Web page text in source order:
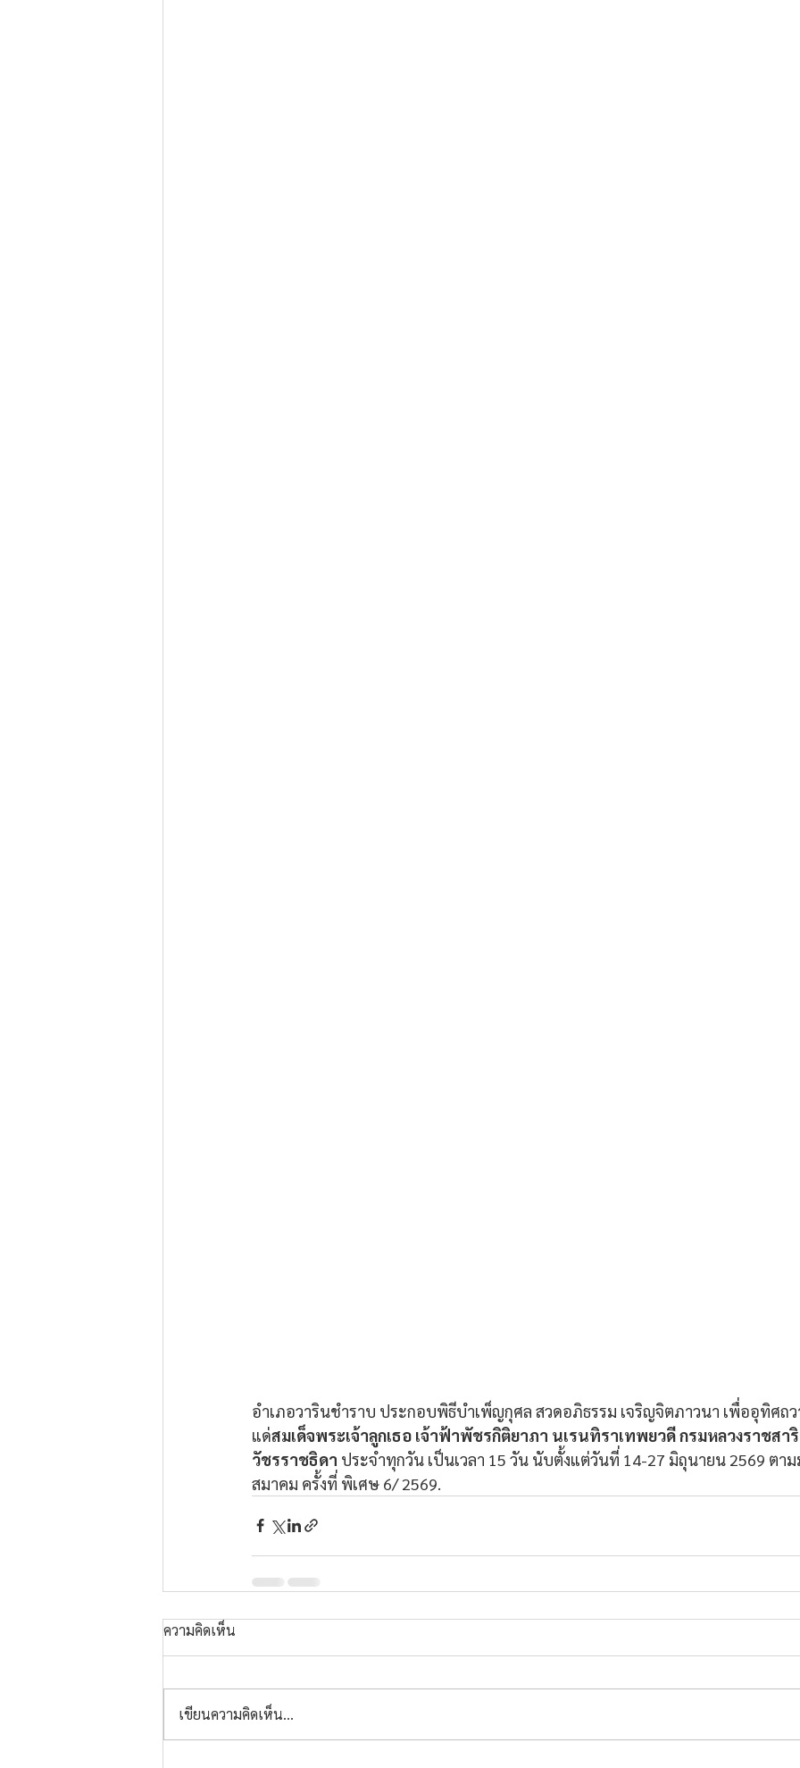
อำเภอวารินชำราบ ประกอบพิธีบำเพ็ญกุศล สวดอภิธรรม เจริญจิตภาวนา เพื่ออุทิศถ
แด่สมเด็จพระเจ้าลูกเธอ เจ้าฟ้าพัชรกิติยาภา นเรนทิราเทพยวดี กรมหลวงราชส
วัชรราชธิดา ประจำทุกวัน เป็นเวลา 15 วัน นับตั้งแต่วันที่ 14-27 มิถุนายน 2569 ตา
สมาคม ครั้งที่ พิเศษ 6/ 2569.
ความคิดเห็น
เขียนความคิดเห็น…